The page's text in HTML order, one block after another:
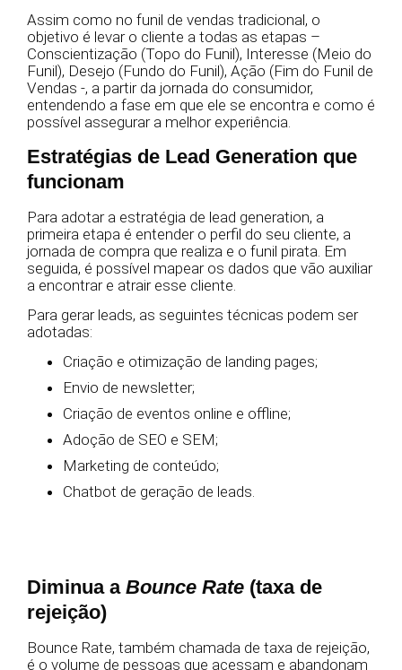
Assim como no funil de vendas tradicional, o
objetivo é levar o cliente a todas as etapas –
Conscientização (Topo do Funil), Interesse (Meio do
Funil), Desejo (Fundo do Funil), Ação (Fim do Funil de
Vendas -, a partir da jornada do consumidor,
entendendo a fase em que ele se encontra e como é
possível assegurar a melhor experiência.
Estratégias de Lead Generation que
funcionam
Para adotar a estratégia de lead generation, a
primeira etapa é entender o perfil do seu cliente, a
jornada de compra que realiza e o funil pirata. Em
seguida, é possível mapear os dados que vão auxiliar
a encontrar e atrair esse cliente.
Para gerar leads, as seguintes técnicas podem ser
adotadas:
Criação e otimização de landing pages;
Envio de newsletter;
Criação de eventos online e offline;
Adoção de SEO e SEM;
Marketing de conteúdo;
Chatbot de geração de leads.
Diminua a Bounce Rate (taxa de
rejeição)
Bounce Rate, também chamada de taxa de rejeição,
é o volume de pessoas que acessam e abandonam